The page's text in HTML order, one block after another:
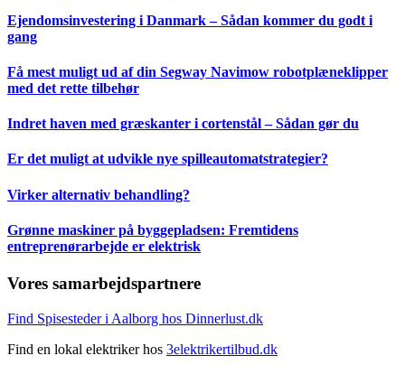
Ejendomsinvestering i Danmark – Sådan kommer du godt i
gang
Få mest muligt ud af din Segway Navimow robotplæneklipper
med det rette tilbehør
Indret haven med græskanter i cortenstål – Sådan gør du
Er det muligt at udvikle nye spilleautomatstrategier?
Virker alternativ behandling?
Grønne maskiner på byggepladsen: Fremtidens
entreprenørarbejde er elektrisk
Vores samarbejdspartnere
Find Spisesteder i Aalborg hos Dinnerlust.dk
Find en lokal elektriker hos 3elektrikertilbud.dk